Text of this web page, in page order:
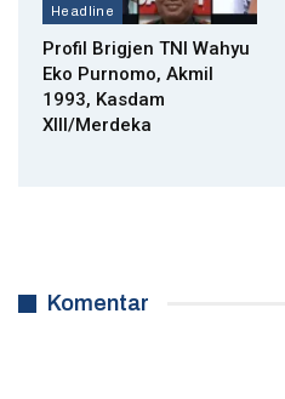
Headline
Profil Brigjen TNI Wahyu
Eko Purnomo, Akmil
1993, Kasdam
XIII/Merdeka
Komentar